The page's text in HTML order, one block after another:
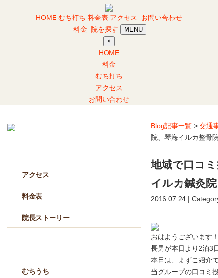
HOME むち打ち 料金表 アクセス
お問い合わせ
料金
院を探す
MENU
×
HOME
料金
むち打ち
アクセス
お問い合わせ
Blog記事一覧 > 交通
院、琴海イルカ整骨
地域で口コ
イルカ鍼灸院
2016.07.24 |
おはようございます
長男が本日より2泊3
本日は、まずご紹介
当グループの口コミ
アクセス
料金表
院長ストーリー
むちうち